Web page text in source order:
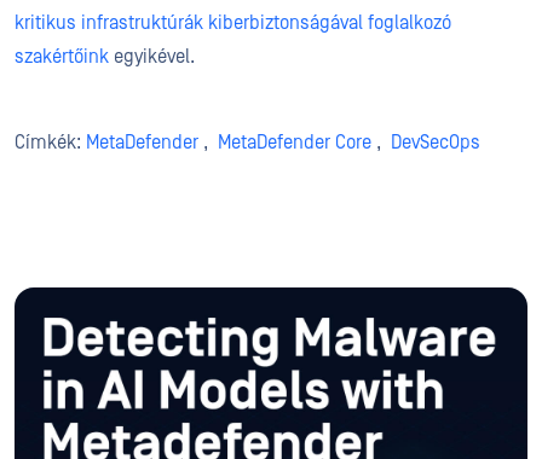
kritikus infrastruktúrák kiberbiztonságával foglalkozó
szakértőink egyikével.
Címkék: MetaDefender , MetaDefender Core , DevSecOps